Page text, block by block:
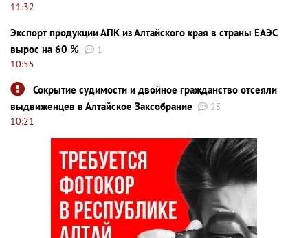
11:32
Экспорт продукции АПК из Алтайского края в страны ЕАЭС
вырос на 60 %
1
10:55
Сокрытие судимости и двойное гражданство отсеяли
выдвиженцев в Алтайское Заксобрание
25
10:21